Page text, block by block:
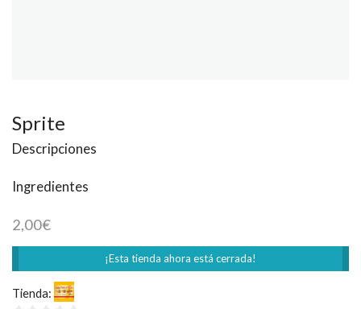
Sprite
Descripciones
Ingredientes
2,00€
¡Esta tienda ahora está cerrada!
Tienda: